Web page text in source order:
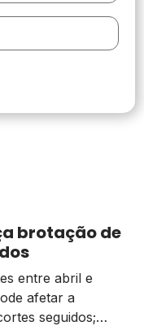
brotação de
entre abril e
afetar a
seguidos;